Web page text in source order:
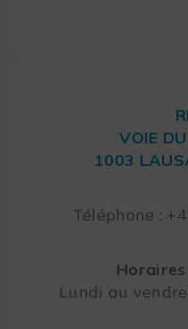
VOIE
1003
Téléphone :
Lundi au